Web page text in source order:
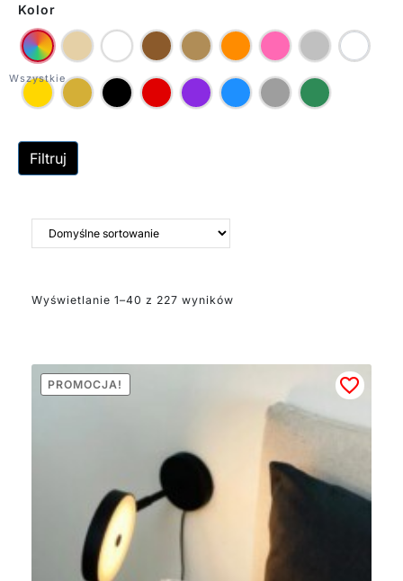
Kolor
Filtruj
Wyświetlanie 1–40 z 227 wyników
PROMOCJA!